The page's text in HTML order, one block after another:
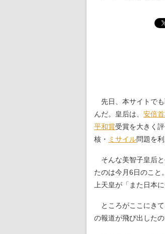
先日、本サイトでも
んだ。皇后は、 安倍
平和賞受賞を大きく
核・ ミサイル問題を
そんな美智子皇后と
たのは今月6日のこと
上天皇が「また日本
ところがここにきて
の報道が飛び出したの